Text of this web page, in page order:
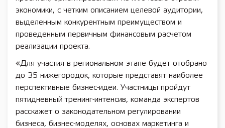
экономики, с четким описанием целевой аудитории,
выделенным конкурентным преимуществом и
проведенным первичным финансовым расчетом
реализации проекта.
«Для участия в региональном этапе будет отобрано
до 35 нижегородок, которые представят наиболее
перспективные бизнес-идеи. Участницы пройдут
пятидневный тренинг-интенсив, команда экспертов
расскажет о законодательном регулировании
бизнеса, бизнес-моделях, основах маркетинга и